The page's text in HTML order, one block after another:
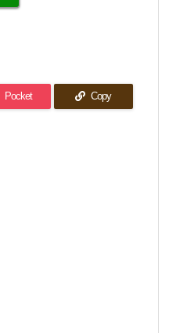
Pocket Copy